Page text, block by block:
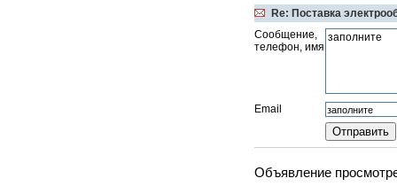
Re: Поставка
Сообщение,
телефон, имя
Email
Объявление